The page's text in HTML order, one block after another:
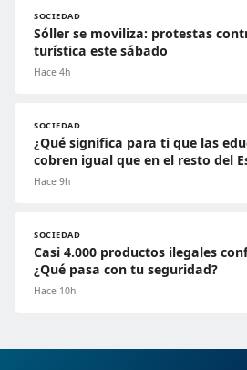
SOCIEDAD
Sóller se moviliza: protestas
turística este sábado
Hace 4h
SOCIEDAD
¿Qué significa para ti que las
cobren igual que en el resto del
Hace 9h
SOCIEDAD
Casi 4.000 productos ilegales
¿Qué pasa con tu seguridad?
Hace 10h